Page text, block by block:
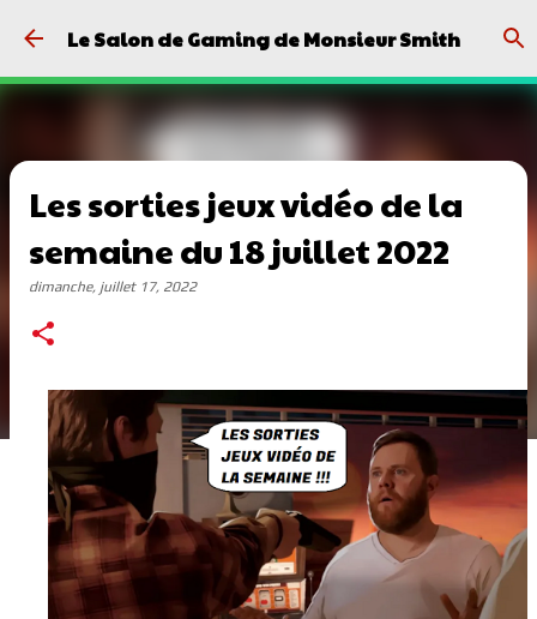
Passer au contenu principal
Le Salon de Gaming de Monsieur Smith
Les sorties jeux vidéo de la
semaine du 18 juillet 2022
dimanche, juillet 17, 2022